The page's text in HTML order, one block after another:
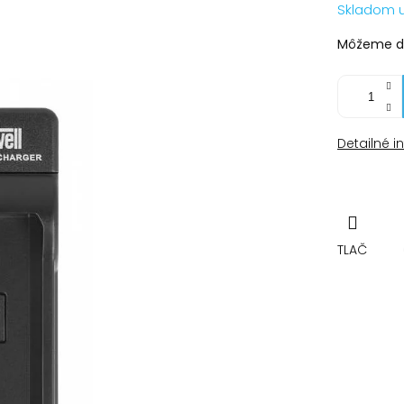
cena:
Skladom
Môžeme
Detailné
TLAČ